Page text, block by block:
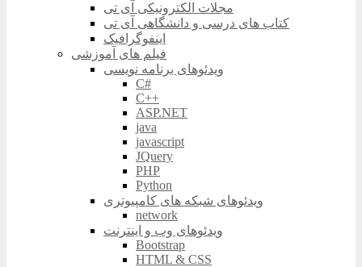
مجلات الکترونیکی آی تی
کتاب های درسی و دانشگاهی آی تی
اینفوگرافیک
فیلم های آموزشی
ویدئوهای برنامه نویسی
C#
C++
ASP.NET
java
javascript
JQuery
PHP
Python
ویدئوهای شبکه های کامپیوتری
network
ویدئوهای وب و اینترنت
Bootstrap
HTML & CSS